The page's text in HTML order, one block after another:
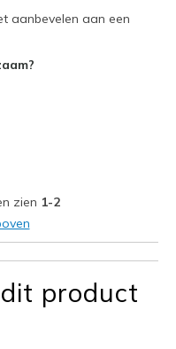
aanbevelen aan een
zien 1-2
product